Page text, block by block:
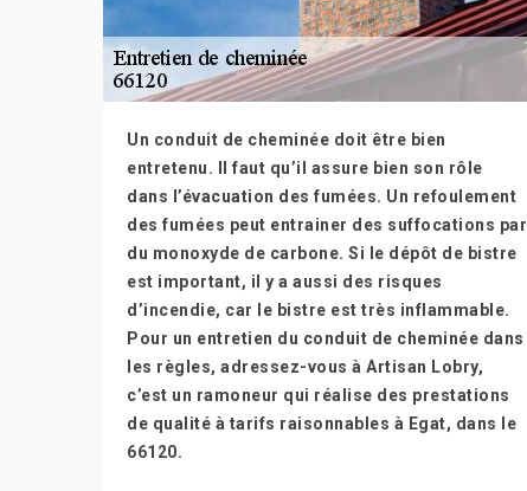
Un conduit de cheminée doit être bien
entretenu. Il faut qu’il assure bien son rôle
dans l’évacuation des fumées. Un refoulement
des fumées peut entrainer des suffocations par
du monoxyde de carbone. Si le dépôt de bistre
est important, il y a aussi des risques
d’incendie, car le bistre est très inflammable.
Pour un entretien du conduit de cheminée dans
les règles, adressez-vous à Artisan Lobry,
c’est un ramoneur qui réalise des prestations
de qualité à tarifs raisonnables à Egat, dans le
66120.